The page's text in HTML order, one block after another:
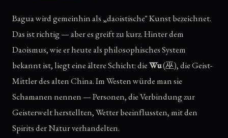
Bagua wird gemeinhin als „daoistische" Kunst bezeichnet.
Das ist richtig — aber es greift zu kurz. Hinter dem
Daoismus, wie er heute als philosophisches System
bekannt ist, liegt eine ältere Schicht: dieWu(巫), die Geist-
Mittler des alten China. Im Westen würde man sie
Schamanen nennen — Personen, die Verbindung zur
Geisterwelt herstellten, Wetter beeinflussten, mit den
Spirits der Natur verhandelten.